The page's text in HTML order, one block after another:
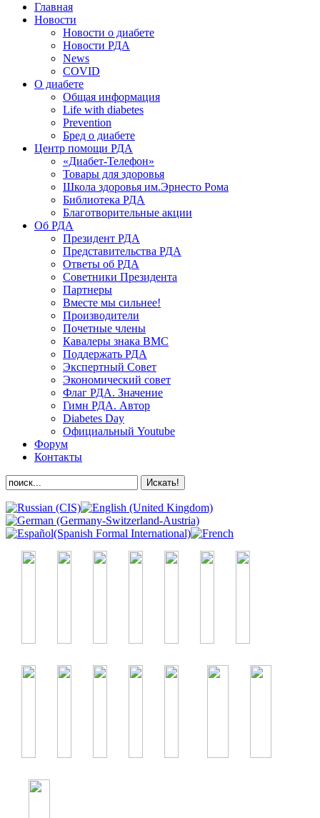
Главная
Новости
Новости о диабете
Новости РДА
News
COVID
О диабете
Общая информация
Life with diabetes
Prevention
Бред о диабете
Центр помощи РДА
«Диабет-Телефон»
Товары для здоровья
Школа здоровья им.Эрнесто Рома
Библиотека РДА
Благотворительные акции
Об РДА
Президент РДА
Представительства РДА
Ответы об РДА
Советники Президента
Партнеры
Вместе мы сильнее!
Производители
Почетные члены
Кавалеры знака ВМС
Поддержать РДА
Экспертный Совет
Экономический совет
Флаг РДА. Значение
Гимн РДА. Автор
Diabetes Day
Официальный Youtube
Форум
Контакты